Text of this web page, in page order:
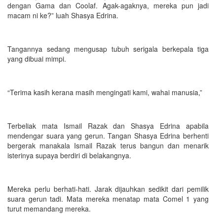
dengan Gama dan Coolaf. Agak-agaknya, mereka pun jadi
macam ni ke?” luah Shasya Edrina.
Tangannya sedang mengusap tubuh serigala berkepala tiga
yang dibuai mimpi.
“Terima kasih kerana masih mengingati kami, wahai manusia,”
Terbeliak mata Ismail Razak dan Shasya Edrina apabila
mendengar suara yang gerun. Tangan Shasya Edrina berhenti
bergerak manakala Ismail Razak terus bangun dan menarik
isterinya supaya berdiri di belakangnya.
Mereka perlu berhati-hati. Jarak dijauhkan sedikit dari pemilik
suara gerun tadi. Mata mereka menatap mata Comel 1 yang
turut memandang mereka.